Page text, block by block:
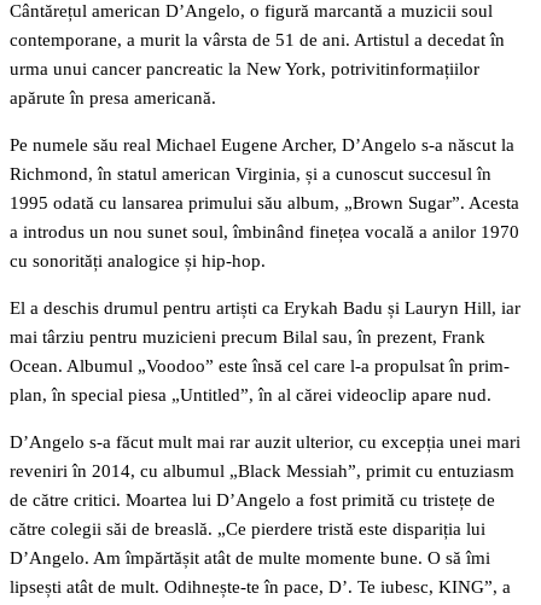
Cântărețul american D’Angelo, o figură marcantă a muzicii soul
contemporane, a murit la vârsta de 51 de ani. Artistul a decedat în
urma unui cancer pancreatic la New York, potrivitinformațiilor
apărute în presa americană.
Pe numele său real Michael Eugene Archer, D’Angelo s-a născut la
Richmond, în statul american Virginia, și a cunoscut succesul în
1995 odată cu lansarea primului său album, „Brown Sugar”. Acesta
a introdus un nou sunet soul, îmbinând finețea vocală a anilor 1970
cu sonorități analogice și hip-hop.
El a deschis drumul pentru artiști ca Erykah Badu și Lauryn Hill, iar
mai târziu pentru muzicieni precum Bilal sau, în prezent, Frank
Ocean. Albumul „Voodoo” este însă cel care l-a propulsat în prim-
plan, în special piesa „Untitled”, în al cărei videoclip apare nud.
D’Angelo s-a făcut mult mai rar auzit ulterior, cu excepția unei mari
reveniri în 2014, cu albumul „Black Messiah”, primit cu entuziasm
de către critici. Moartea lui D’Angelo a fost primită cu tristețe de
către colegii săi de breaslă. „Ce pierdere tristă este dispariția lui
D’Angelo. Am împărtășit atât de multe momente bune. O să îmi
lipsești atât de mult. Odihnește-te în pace, D’. Te iubesc, KING”, a